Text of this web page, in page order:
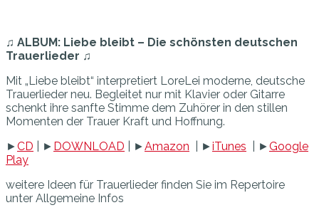
♫ ALBUM: Liebe bleibt – Die schönsten deutschen
Trauerlieder ♫
Mit „Liebe bleibt“ interpretiert LoreLei moderne, deutsche
Trauerlieder neu. Begleitet nur mit Klavier oder Gitarre
schenkt ihre sanfte Stimme dem Zuhörer in den stillen
Momenten der Trauer Kraft und Hoffnung.
►CD | ► DOWNLOAD | ►Amazon | ►iTunes | ►Google
Play
weitere Ideen für Trauerlieder finden Sie im Repertoire
unter Allgemeine Infos